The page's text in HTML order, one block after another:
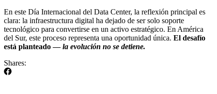
En este Día Internacional del Data Center, la reflexión principal es
clara: la infraestructura digital ha dejado de ser solo soporte
tecnológico para convertirse en un activo estratégico. En América
del Sur, este proceso representa una oportunidad única. El desafío
está planteado —la evolución no se detiene.
Shares: